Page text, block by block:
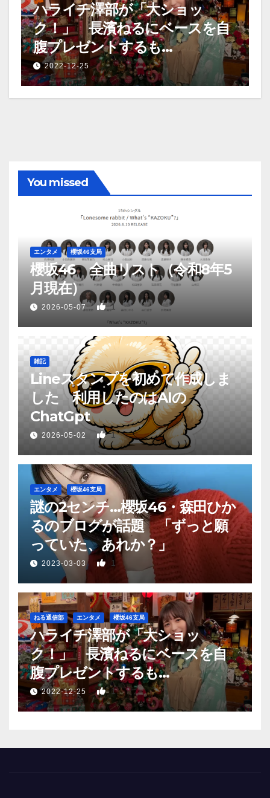
ハライチ澤部が「大ショッ
ク！」 長濱ねるにベースを自
腹プレゼントするも…
2022-12-25
You missed
エンタメ 櫻坂46支局
櫻坂46 全曲リスト（令和8年5
月現在）
2026-05-07 1
雑記
Lineスタンプを初めて作成しま
した 利用したのはAIの
ChatGpt
2026-05-02 1
エンタメ 櫻坂46支局
謎の2センチ…櫻坂46・森田ひか
るのブログが話題 「ずっと願
っていた、あれか？」
2023-03-03 1
ねる通信部 エンタメ 櫻坂46支局
ハライチ澤部が「大ショッ
ク！」 長濱ねるにベースを自
腹プレゼントするも…
2022-12-25 1